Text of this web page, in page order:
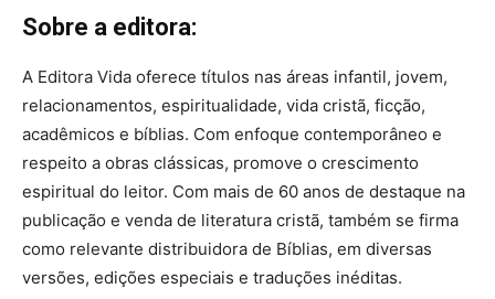
Sobre a editora:
A Editora Vida oferece títulos nas áreas infantil, jovem,
relacionamentos, espiritualidade, vida cristã, ficção,
acadêmicos e bíblias. Com enfoque contemporâneo e
respeito a obras clássicas, promove o crescimento
espiritual do leitor. Com mais de 60 anos de destaque na
publicação e venda de literatura cristã, também se firma
como relevante distribuidora de Bíblias, em diversas
versões, edições especiais e traduções inéditas.